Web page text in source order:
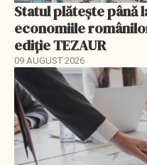
Statul plătește până
economiile
ediție TEZAUR
09 AUGUST 2026